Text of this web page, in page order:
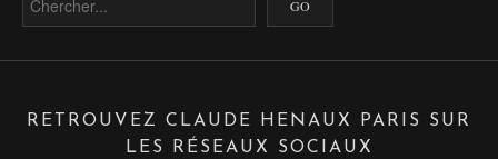
RETROUVEZ CLAUDE HENAUX PARIS SUR
LES RÉSEAUX SOCIAUX